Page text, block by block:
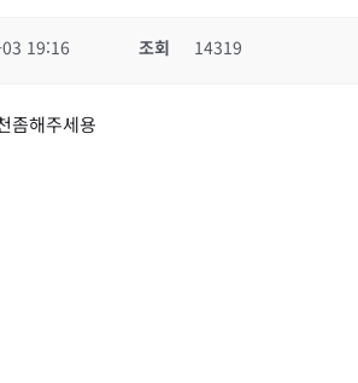
19:16 조회 14319
좀해주세용